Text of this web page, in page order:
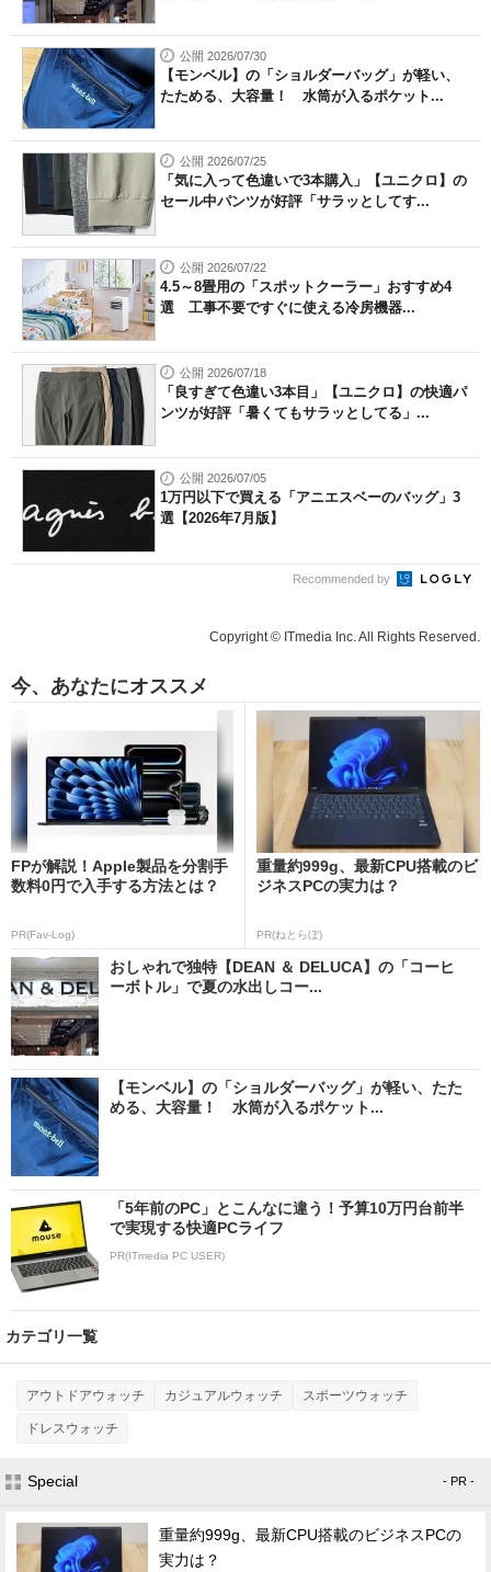
公開 2026/07/30
【モンベル】の「ショルダーバッグ」が軽い、
たためる、大容量！ 水筒が入るポケット...
公開 2026/07/25
「気に入って色違いで3本購入」【ユニクロ】の
セール中パンツが好評「サラッとしてす...
公開 2026/07/22
4.5～8畳用の「スポットクーラー」おすすめ4
選 工事不要ですぐに使える冷房機器...
公開 2026/07/18
「良すぎて色違い3本目」【ユニクロ】の快適パ
ンツが好評「暑くてもサラッとしてる」...
公開 2026/07/05
1万円以下で買える「アニエスベーのバッグ」3
選【2026年7月版】
Recommended by
Copyright © ITmedia Inc. All Rights Reserved.
今、あなたにオススメ
FPが解説！Apple製品を分割手
数料0円で入手する方法とは？
PR(Fav-Log)
重量約999g、最新CPU搭載のビ
ジネスPCの実力は？
PR(ねとらぼ)
おしゃれで独特【DEAN ＆ DELUCA】の「コーヒ
ーボトル」で夏の水出しコー...
【モンベル】の「ショルダーバッグ」が軽い、たた
める、大容量！ 水筒が入るポケット...
「5年前のPC」とこんなに違う！予算10万円台前半
で実現する快適PCライフ
PR(ITmedia PC USER)
カテゴリ一覧
アウトドアウォッチ カジュアルウォッチ スポーツウォッチ
ドレスウォッチ
Special - PR -
重量約999g、最新CPU搭載のビジネスPCの
実力は？